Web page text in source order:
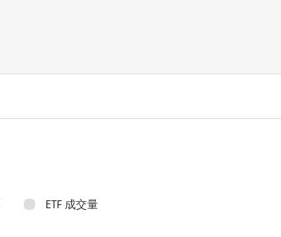
ETF 成交量